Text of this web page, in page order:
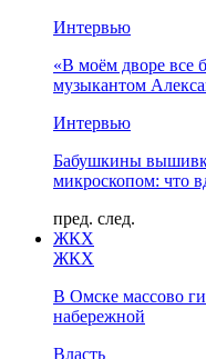
Интервью
«В моём дворе все
музыкантом
Интервью
Бабушкины
микроскопом: что
пред. след.
ЖКХ
ЖКХ
В Омске массово
набережной
Власть